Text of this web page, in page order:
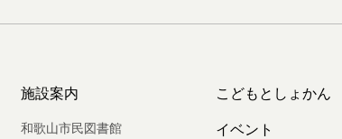
施設案内
和歌山市民図書館
こどもとしょかん
イベント